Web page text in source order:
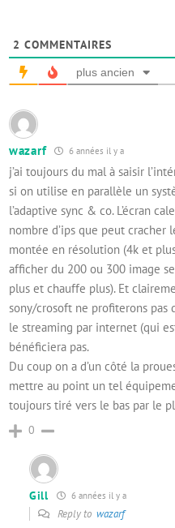
2 COMMENTAIRES
plus ancien
wazarf 6 années il y a
j’ai toujours du mal à saisir
si on utilise en parallèle un
l’adaptive sync & co. L’écran
nombre d’ips que peut cracher
montée en résolution (4k et
afficher du 200 ou 300 image
plus et chauffe plus). Et
sony/crosoft ne profiterons pas
le streaming par internet (qui
bénéficiera pas.
Du coup on a d’un côté la
mettre au point un tel
toujours tiré vers le bas par le
0
Gill 6 années il y a
Reply to wazarf